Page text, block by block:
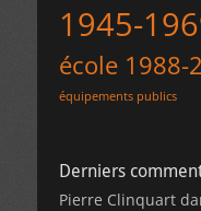
1945-
école 1988-
équipements publics
Derniers
Pierre Clinquart